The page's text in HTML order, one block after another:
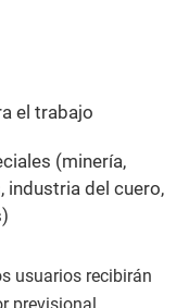
el trabajo
(minería,
industria del cuero,
usuarios recibirán
previsional.